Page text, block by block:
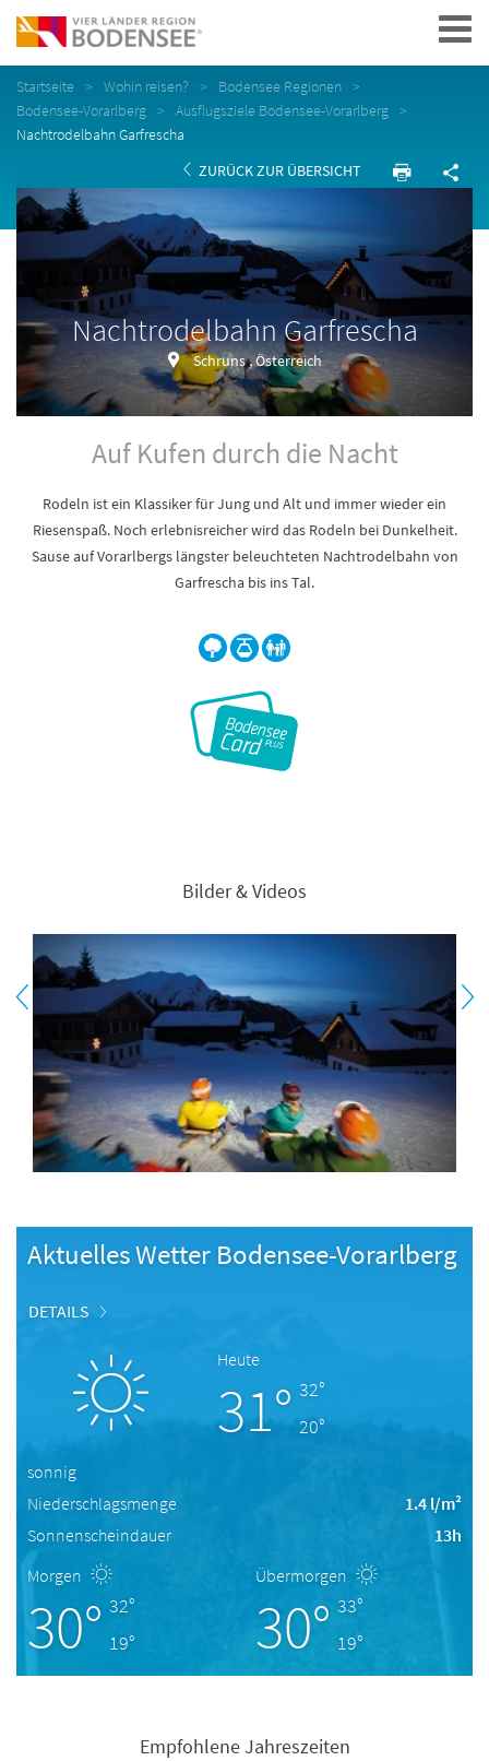
Navigation
Startseite Wohin reisen?
Bodensee Regionen
Bodensee-Vorarlberg
Ausflugsziele Bodensee-Vorarlberg
Nachtrodelbahn Garfrescha
ZURÜCK ZUR ÜBERSICHT
Nachtrodelbahn Garfrescha
Schruns , Österreich
Auf Kufen durch die Nacht
Rodeln ist ein Klassiker für Jung und Alt und immer wieder ein
Riesenspaß. Noch erlebnisreicher wird das Rodeln bei Dunkelheit.
Sause auf Vorarlbergs längster beleuchteten Nachtrodelbahn von
Garfrescha bis ins Tal.
Bilder & Videos
Aktuelles Wetter Bodensee-Vorarlberg
DETAILS
Heute
31° 32°
20°
sonnig
Niederschlagsmenge
1.4 l/m²
Sonnenscheindauer
13h
Morgen
30° 32°
19°
Übermorgen
30° 33°
19°
Empfohlene Jahreszeiten